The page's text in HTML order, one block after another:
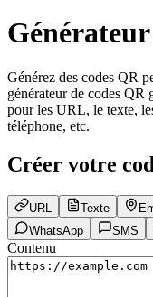
Générez des codes QR
générateur de codes QR
pour les URL, le texte,
téléphone, etc.
Créer votre
URL Texte
WhatsApp
SMS
Contenu